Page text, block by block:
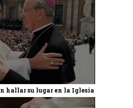
hallar su lugar en la Iglesia